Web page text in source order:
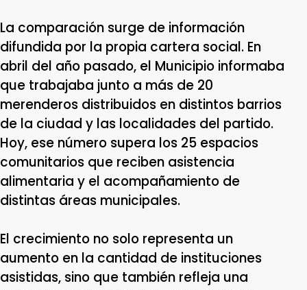
La comparación surge de información
difundida por la propia cartera social. En
abril del año pasado, el Municipio informaba
que trabajaba junto a más de 20
merenderos distribuidos en distintos barrios
de la ciudad y las localidades del partido.
Hoy, ese número supera los 25 espacios
comunitarios que reciben asistencia
alimentaria y el acompañamiento de
distintas áreas municipales.
El crecimiento no solo representa un
aumento en la cantidad de instituciones
asistidas, sino que también refleja una